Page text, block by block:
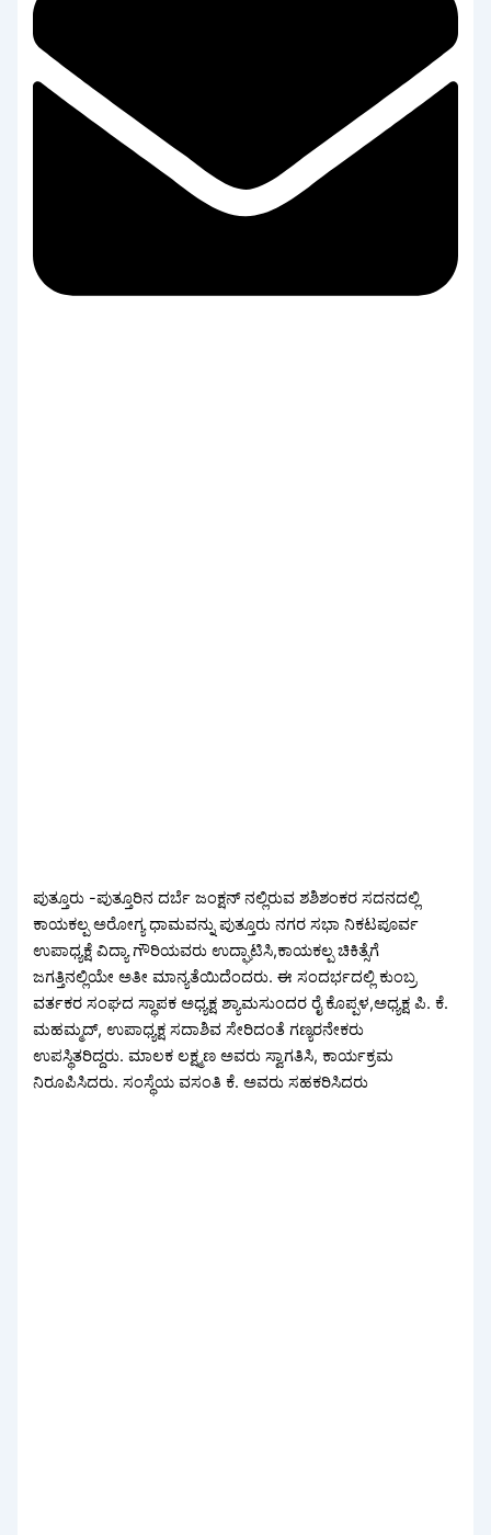
ಪುತ್ತೂರು -ಪುತ್ತೂರಿನ ದರ್ಬೆ ಜಂಕ್ಷನ್ ನಲ್ಲಿರುವ ಶಶಿಶಂಕರ ಸದನದಲ್ಲಿ
ಕಾಯಕಲ್ಪ ಅರೋಗ್ಯ ಧಾಮವನ್ನು ಪುತ್ತೂರು ನಗರ ಸಭಾ ನಿಕಟಪೂರ್ವ
ಉಪಾಧ್ಯಕ್ಷೆ ವಿದ್ಯಾ ಗೌರಿಯವರು ಉದ್ಘಾಟಿಸಿ,ಕಾಯಕಲ್ಪ ಚಿಕಿತ್ಸೆಗೆ
ಜಗತ್ತಿನಲ್ಲಿಯೇ ಅತೀ ಮಾನ್ಯತೆಯಿದೆಂದರು. ಈ ಸಂದರ್ಭದಲ್ಲಿ ಕುಂಬ್ರ
ವರ್ತಕರ ಸಂಘದ ಸ್ಥಾಪಕ ಅಧ್ಯಕ್ಷ ಶ್ಯಾಮಸುಂದರ ರೈ ಕೊಪ್ಪಳ,ಅಧ್ಯಕ್ಷ ಪಿ. ಕೆ.
ಮಹಮ್ಮದ್, ಉಪಾಧ್ಯಕ್ಷ ಸದಾಶಿವ ಸೇರಿದಂತೆ ಗಣ್ಯರನೇಕರು
ಉಪಸ್ಥಿತರಿದ್ದರು. ಮಾಲಕ ಲಕ್ಷ್ಮಣ ಅವರು ಸ್ವಾಗತಿಸಿ, ಕಾರ್ಯಕ್ರಮ
ನಿರೂಪಿಸಿದರು. ಸಂಸ್ಥೆಯ ವಸಂತಿ ಕೆ. ಅವರು ಸಹಕರಿಸಿದರು